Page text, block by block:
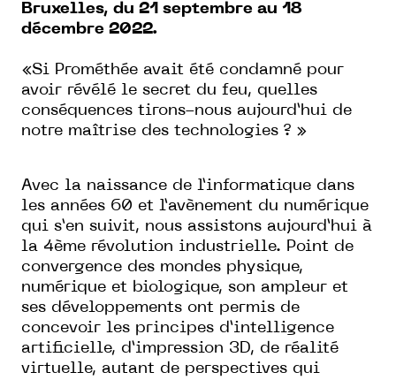
Bruxelles, du 21 septembre au 18
décembre 2022.
«Si Prométhée avait été condamné pour
avoir révélé le secret du feu, quelles
conséquences tirons-nous aujourd’hui de
notre maîtrise des technologies ? »
Avec la naissance de l’informatique dans
les années 60 et l’avènement du numérique
qui s’en suivit, nous assistons aujourd’hui à
la 4ème révolution industrielle. Point de
convergence des mondes physique,
numérique et biologique, son ampleur et
ses développements ont permis de
concevoir les principes d’intelligence
artificielle, d’impression 3D, de réalité
virtuelle, autant de perspectives qui